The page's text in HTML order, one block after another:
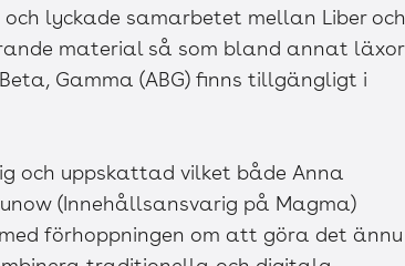
lyckade samarbetet mellan Liber och
material så som bland annat läxor
Gamma (ABG) finns tillgängligt i
och uppskattad vilket både Anna
(Innehållsansvarig på Magma)
förhoppningen om att göra det ännu